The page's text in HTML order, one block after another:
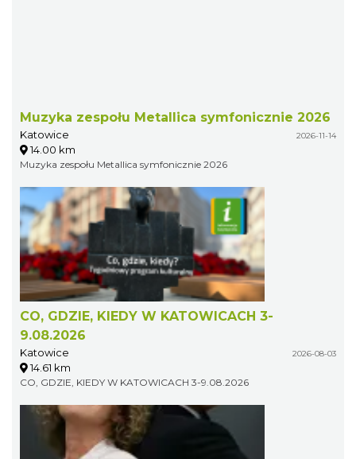
Muzyka zespołu Metallica symfonicznie 2026
Katowice 2026-11-14
14.00 km
Muzyka zespołu Metallica symfonicznie 2026
CO, GDZIE, KIEDY W KATOWICACH 3-
9.08.2026
Katowice 2026-08-03
14.61 km
CO, GDZIE, KIEDY W KATOWICACH 3-9.08.2026